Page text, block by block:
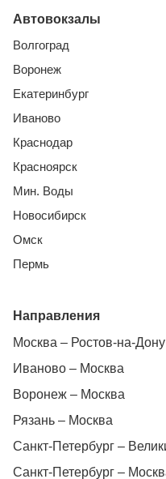
Автовокзалы
Волгоград
Воронеж
Екатеринбург
Иваново
Краснодар
Красноярск
Мин. Воды
Новосибирск
Омск
Пермь
Направления
Москва – Ростов-на-Дону
Иваново – Москва
Воронеж – Москва
Рязань – Москва
Санкт-Петербург –
Санкт-Петербург –